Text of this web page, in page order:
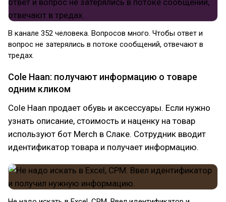
В канале 352 человека. Вопросов много. Чтобы ответ и
вопрос не затерялись в потоке сообщений, отвечают в
тредах.
Cole Haan: получают информацию о товаре
одним кликом
Cole Haan продает обувь и аксессуары. Если нужно
узнать описание, стоимость и наценку на товар
используют бот Merch в Слаке. Сотрудник вводит
идентификатор товара и получает информацию.